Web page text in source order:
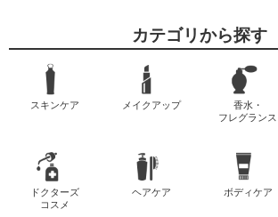
カテゴリから探す
スキンケア メイクアップ
香水・
フレグランス
ドクターズ
コスメ
ヘアケア ボディケア